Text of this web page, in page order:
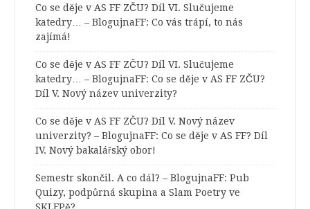
Co se děje v AS FF ZČU? Díl VI. Slučujeme
katedry… – BlogujnaFF: Co vás trápí, to nás
zajímá!
Co se děje v AS FF ZČU? Díl VI. Slučujeme
katedry… – BlogujnaFF: Co se děje v AS FF ZČU?
Díl V. Nový název univerzity?
Co se děje v AS FF ZČU? Díl V. Nový název
univerzity? – BlogujnaFF: Co se děje v AS FF? Díl
IV. Nový bakalářský obor!
Semestr skončil. A co dál? – BlogujnaFF: Pub
Quizy, podpůrná skupina a Slam Poetry ve